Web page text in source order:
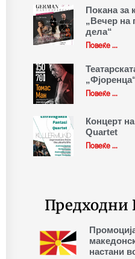
Покана за
„Вечер на
дела“
Повеќе ...
Повеќе ...
Концерт
Quartet
Повеќе ...
Предходни
настани